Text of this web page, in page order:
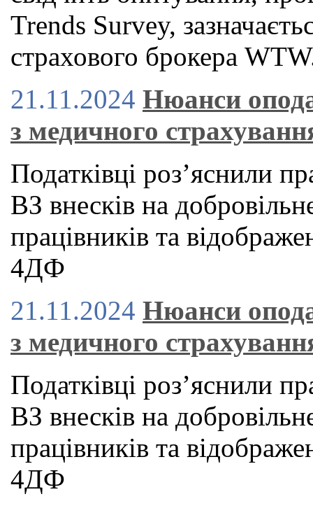
Trends Survey,
страхового брокера
21.11.2024 Нюанси
з медичного
Податківці роз’яснили
ВЗ внесків на
працівників та
4ДФ
21.11.2024 Нюанси
з медичного
Податківці роз’яснили
ВЗ внесків на
працівників та
4ДФ